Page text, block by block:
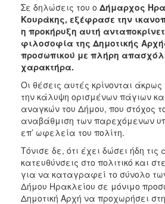
Σε δηλώσεις του ο Δήμαρχος
Κουράκης, εξέφρασε την
η προκήρυξη αυτή
φιλοσοφία της Δημοτικής
προσωπικού με πλήρη
χαρακτήρα.
Οι θέσεις αυτές κρίνονται
την κάλυψη ορισμένων πάγιων
αναγκών του Δήμου, που στόχος
αναβάθμιση των παρεχόμενων
επ’ ωφελεία του πολίτη.
Τόνισε δε, ότι έχει δώσει ήδη
κατευθύνσεις στο πολιτικό και
για να καταγραφεί το σύνολο
Δήμου Ηρακλείου σε μόνιμο
Δημοτική Αρχή να προχωρήσει